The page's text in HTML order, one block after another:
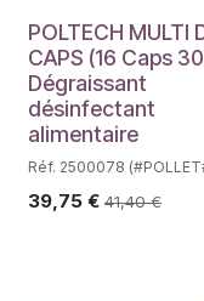
POLTECH MULTI
CAPS (16 Caps
Dégraissant
désinfectant
alimentaire
Réf. 2500078
39,75 € 41,40€